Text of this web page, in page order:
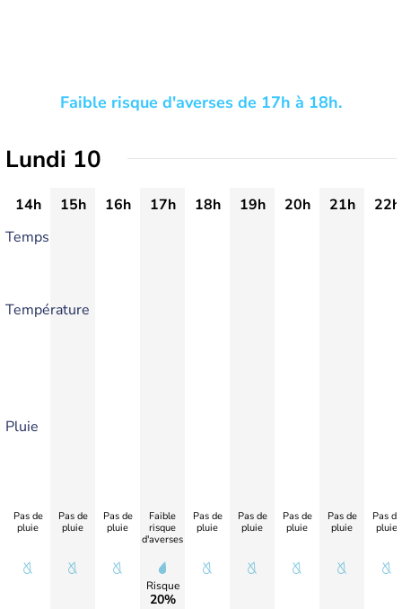
Faible risque d'averses de 17h à 18h.
Lundi 10
14h 15h 16h 17h 18h 19h 20h 21h
22h
Temps
Température
Pluie
Pas de
pluie
Pas de
pluie
Pas de
pluie
Faible
risque
d'averses
Risque
20%
Pas de
pluie
Pas de
pluie
Pas de
pluie
Pas de
pluie
Pas de
pluie